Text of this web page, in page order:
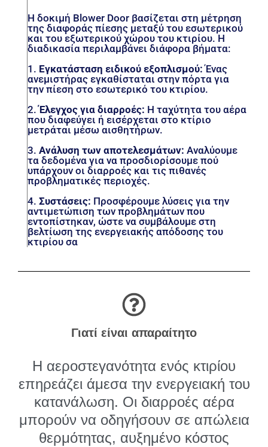
Η δοκιμή Blower Door βασίζεται στη μέτρηση
της διαφοράς πίεσης μεταξύ του εσωτερικού
και του εξωτερικού χώρου του κτιρίου. Η
διαδικασία περιλαμβάνει διάφορα βήματα:
1. Εγκατάσταση ειδικού εξοπλισμού:Ένας
ανεμιστήρας εγκαθίσταται στην πόρτα για
την πίεση στο εσωτερικό του κτιρίου.
2.Έλεγχος για διαρροές: Η ταχύτητα του αέρα
που διαφεύγει ή εισέρχεται στο κτίριο
μετράται μέσω αισθητήρων.
3. Ανάλυση των αποτελεσμάτων: Αναλύουμε
τα δεδομένα για να προσδιορίσουμε πού
υπάρχουν οι διαρροές και τις πιθανές
προβληματικές περιοχές.
4. Συστάσεις: Προσφέρουμε λύσεις για την
αντιμετώπιση των προβλημάτων που
εντοπίστηκαν, ώστε να συμβάλουμε στη
βελτίωση της ενεργειακής απόδοσης του
κτιρίου σα
Γιατί είναι απαραίτητο
Η αεροστεγανότητα ενός κτιρίου
επηρεάζει άμεσα την ενεργειακή του
κατανάλωση. Οι διαρροές αέρα
μπορούν να οδηγήσουν σε απώλεια
θερμότητας, αυξημένο κόστος